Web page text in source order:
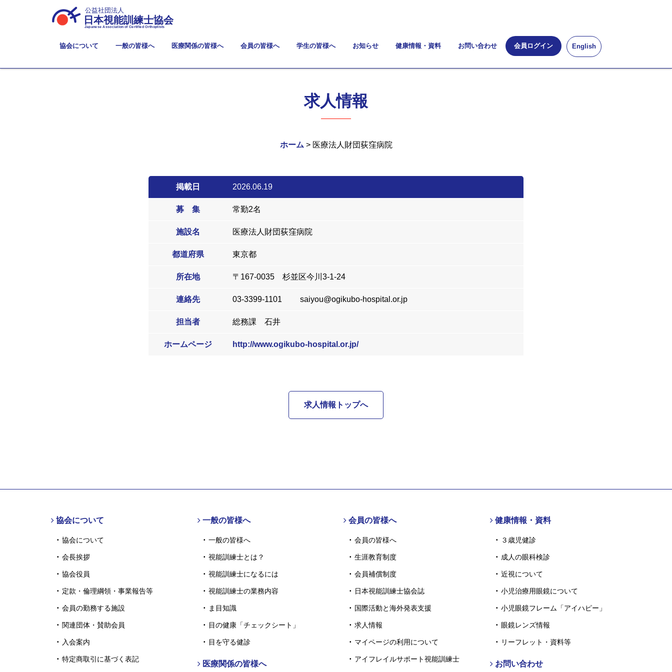
公益社団法人
日本視能訓練士協会
Japanese Association of Certified Orthoptists
協会について 一般の皆様へ 医療関係の皆様へ 会員の皆様へ 学生の皆様へ お知らせ 健康情報・資料 お問い合わせ 会員ログイン English
求人情報
ホーム > 医療法人財団荻窪病院
掲載日 2026.06.19
募 集 常勤2名
施設名 医療法人財団荻窪病院
都道府県 東京都
所在地 〒167-0035 杉並区今川3-1-24
連絡先 03-3399-1101 saiyou@ogikubo-hospital.or.jp
担当者 総務課 石井
ホームページ http://www.ogikubo-hospital.or.jp/
求人情報トップへ
協会について
協会について
会長挨拶
協会役員
定款・倫理綱領・事業報告等
会員の勤務する施設
関連団体・賛助会員
入会案内
特定商取引に基づく表記
一般の皆様へ
一般の皆様へ
視能訓練士とは？
視能訓練士になるには
視能訓練士の業務内容
ま目知識
目の健康「チェックシート」
目を守る健診
医療関係の皆様へ
会員の皆様へ
会員の皆様へ
生涯教育制度
会員補償制度
日本視能訓練士協会誌
国際活動と海外発表支援
求人情報
マイページの利用について
アイフレイルサポート視能訓練士
健康情報・資料
３歳児健診
成人の眼科検診
近視について
小児治療用眼鏡について
小児眼鏡フレーム「アイハピー」
眼鏡レンズ情報
リーフレット・資料等
お問い合わせ